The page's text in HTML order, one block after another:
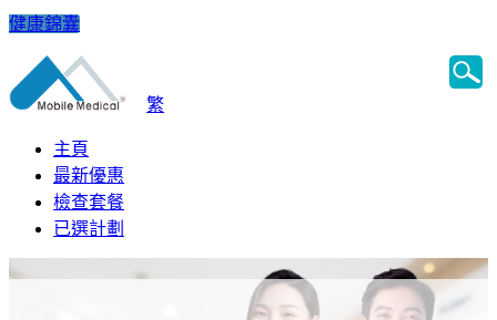
健康錦囊
繁
主頁
最新優惠
檢查套餐
已選計劃